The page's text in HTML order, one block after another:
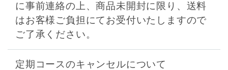
に事前連絡の上、商品未開封に限り、送料
はお客様ご負担にてお受付いたしますので
ご了承ください。
定期コースのキャンセルについて